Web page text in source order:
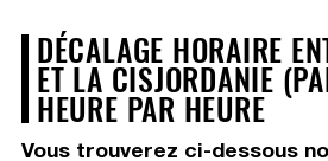
DÉCALAGE HORAIRE
ET LA CISJORDANIE
HEURE PAR HEURE
Vous trouverez ci-dessous